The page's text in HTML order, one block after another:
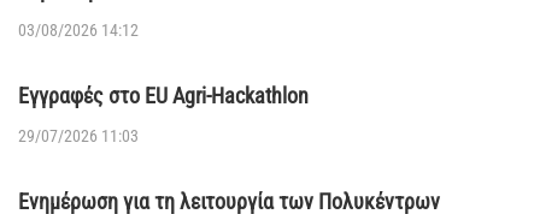
03/08/2026 14:12
Εγγραφές στο EU Agri-Hackathlon
29/07/2026 11:03
Ενημέρωση για τη λειτουργία των Πολυκέντρων